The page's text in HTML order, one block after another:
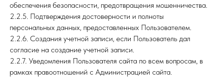
обеспечения безопасности, предотвращения мошенничества.
2.2.5. Подтверждения достоверности и полноты
персональных данных, предоставленных Пользователем.
2.2.6. Создания учетной записи, если Пользователь дал
согласие на создание учетной записи.
2.2.7. Уведомления Пользователя сайта по всем вопросам, в
рамках правоотношений с Администрацией сайта.